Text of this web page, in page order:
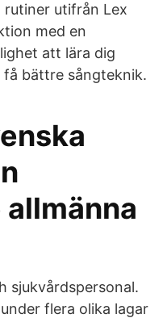
rutiner utifrån Lex
med en
att lära dig
få bättre sångteknik.
sjukvårdspersonal.
flera olika lagar